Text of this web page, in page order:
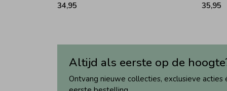
34,95 35,95
Altijd als eerste op de
Ontvang nieuwe collecties, exclusieve